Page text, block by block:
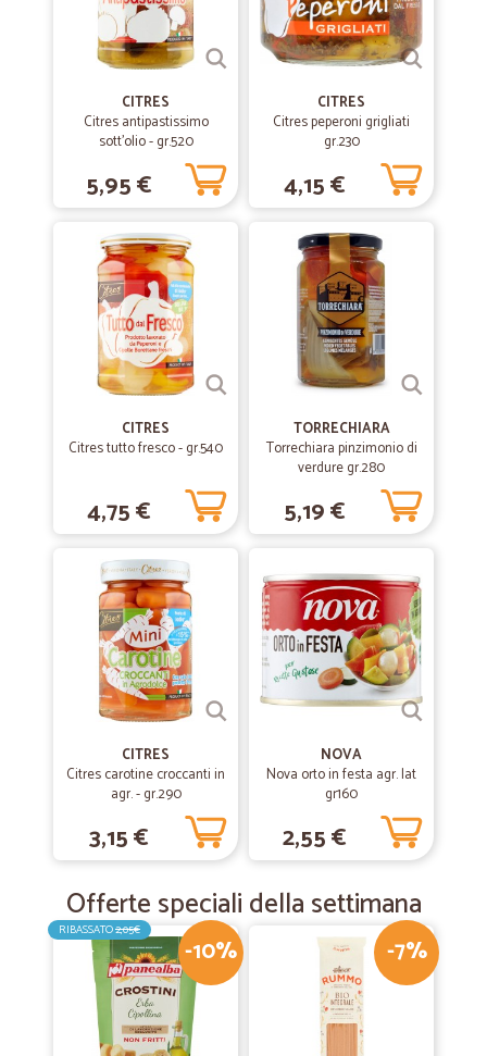
CITRES
Citres antipastissimo
sott'olio - gr.520
5,95 €
CITRES
Citres peperoni grigliati
gr.230
4,15 €
CITRES
Citres tutto fresco - gr.540
4,75 €
TORRECHIARA
Torrechiara pinzimonio di
verdure gr.280
5,19 €
CITRES
Citres carotine croccanti in
agr. - gr.290
3,15 €
NOVA
Nova orto in festa agr. lat
gr160
2,55 €
Offerte speciali della settimana
-10%
RIBASSATO2,05€
-7%